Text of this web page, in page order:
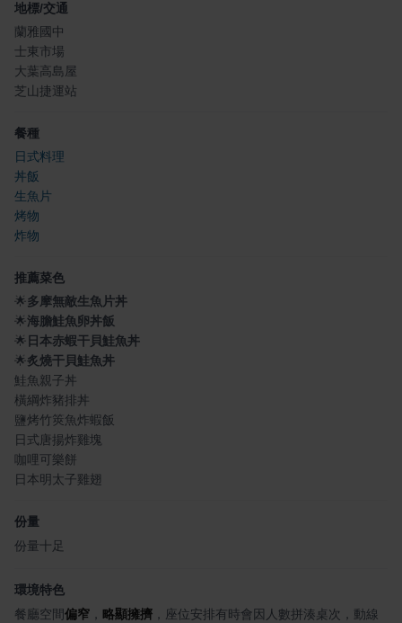
地標/交通
蘭雅國中
士東市場
大葉高島屋
芝山捷運站
餐種
日式料理
丼飯
生魚片
烤物
炸物
推薦菜色
🌟多摩無敵生魚片丼
🌟海膽鮭魚卵丼飯
🌟 日本赤蝦干貝鮭魚丼
🌟炙燒干貝鮭魚丼
鮭魚親子丼
橫綱炸豬排丼
鹽烤竹筴魚炸蝦飯
日式唐揚炸雞塊
咖哩可樂餅
日本明太子雞翅
份量
份量十足
環境特色
餐廳空間偏窄 ， 略顯擁擠 ，座位安排有時會因人數拼湊桌次，動線